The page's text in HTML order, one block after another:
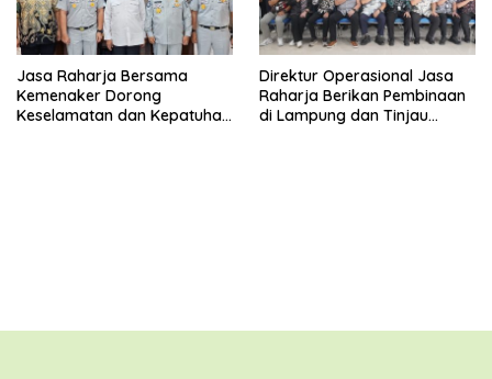
Jasa Raharja Bersama
Kemenaker Dorong
Keselamatan dan Kepatuhan
Direktur Operasional Jasa
Raharja Berikan Pembinaan
di Lampung dan Tinjau